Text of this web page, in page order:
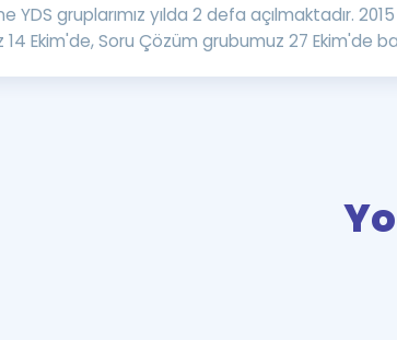
YDS gruplarımız yılda 2 defa açılmaktadır.
Ekim'de, Soru Çözüm grubumuz 27 Ekim'de